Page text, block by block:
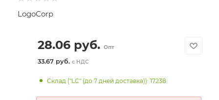
LogoCorp
28.06руб. Опт
33.67 руб. с НДС
Склад ("LC" (до 7 дней доставка)): 17238